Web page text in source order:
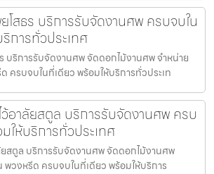
โสธร บริการรับจัดงานศพ ครบจบใน
การทั่วประเทศ
บริการรับจัดงานศพ จัดดอกไม้งานศพ จำหน่าย
ครบจบในที่เดียว พร้อมให้บริการทั่วประเท
อาลัยสตูล บริการรับจัดงานศพ ครบ
ให้บริการทั่วประเทศ
สตูล บริการรับจัดงานศพ จัดดอกไม้งานศพ
พวงหรีด ครบจบในที่เดียว พร้อมให้บริการ